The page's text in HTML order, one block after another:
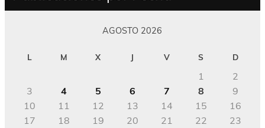
AGOSTO 2026
L M X J V S D
1
2
3
4 5 6 7 8
9
10
11 12 13 14 15
16
17
18 19 20 21 22
23